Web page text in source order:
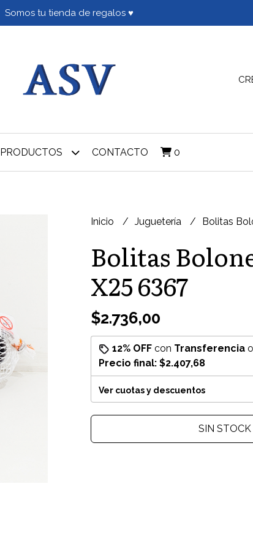
Somos tu tienda de regalos ♥
PRODUCTOS CONTACTO 0
Inicio Juguetería Bolitas
Bolitas
X25 6367
$2.736,00
12% OFF con Transferencia o
Precio final: $2.407,68
Ver cuotas y descuentos
SIN STOCK